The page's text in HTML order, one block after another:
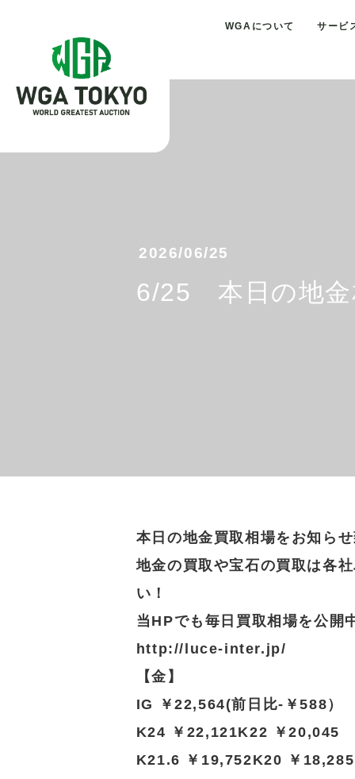
WGAについて サービ
2026/06/25
6/25 本日の地金
本日の地金買取相場をお知らせ
地金の買取や宝石の買取は各
い！
当HPでも毎日買取相場を公開
http://luce-inter.jp/
【金】
IG ￥22,564(前日比-￥588）
K24 ￥22,121K22 ￥20,045
K21.6 ￥19,752K20 ￥18,285